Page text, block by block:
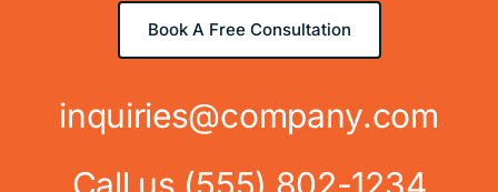
Book A Free Consultation
inquiries@company.com
Call us (555) 802-1234